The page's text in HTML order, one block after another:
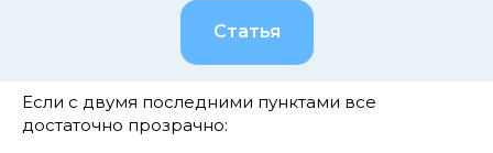
Статья
Если с двумя последними пунктами все
достаточно прозрачно: